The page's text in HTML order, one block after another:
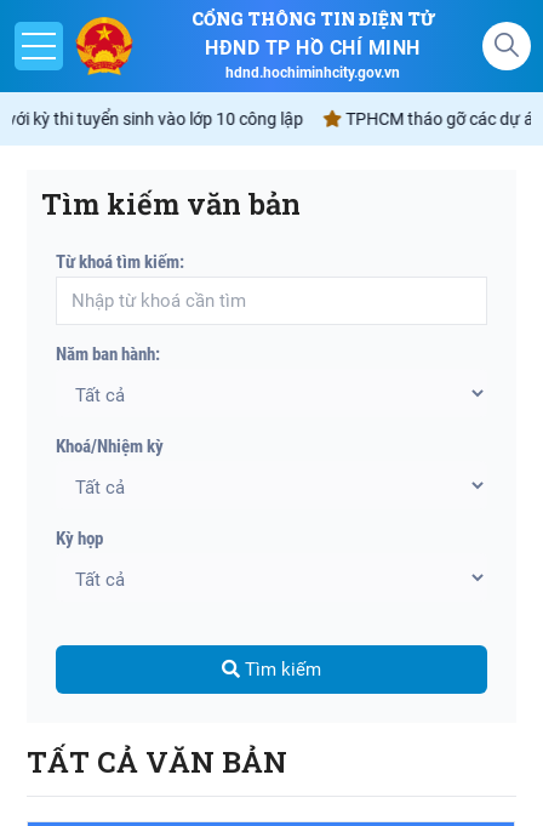
Giới thiệu
Nghị quyết
Lịch
Góp ý - Phản ánh
Không gian văn hóa Hồ Chí Minh
CỔNG THÔNG TIN ĐIỆN TỬ
HĐND TP HỒ CHÍ MINH
hdnd.hochiminhcity.gov.vn
kỳ thi tuyển sinh vào lớp 10 công lập TPHCM tháo gỡ các dự án
Tìm kiếm văn bản
Từ khoá tìm kiếm:
Năm ban hành:
Khoá/Nhiệm kỳ
Kỳ họp
Tìm kiếm
TẤT CẢ VĂN BẢN